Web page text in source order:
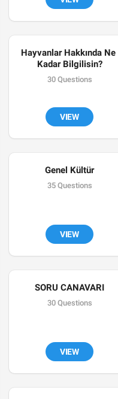
Hayvanlar Hakkında Ne
Kadar Bilgilisin?
30 Questions
VIEW
Genel Kültür
35 Questions
VIEW
SORU CANAVARI
30 Questions
VIEW